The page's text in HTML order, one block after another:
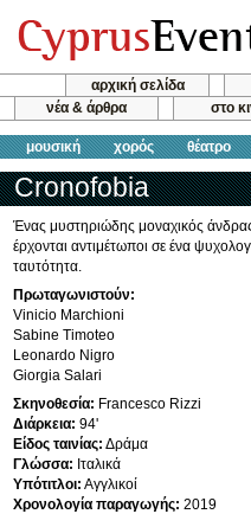
αρχική σελίδα
νέα & άρθρα
στο
μουσική χορός θέατρο
Cronofobia
Ένας μυστηριώδης μοναχικός
έρχονται αντιμέτωποι σε ένα
ταυτότητα.
Πρωταγωνιστούν:
Vinicio Marchioni
Sabine Timoteo
Leonardo Nigro
Giorgia Salari
Σκηνοθεσία: Francesco Rizzi
Διάρκεια: 94'
Είδος ταινίας: Δράμα
Γλώσσα: Ιταλικά
Υπότιτλοι: Αγγλικοί
Χρονολογία παραγωγής: 2019